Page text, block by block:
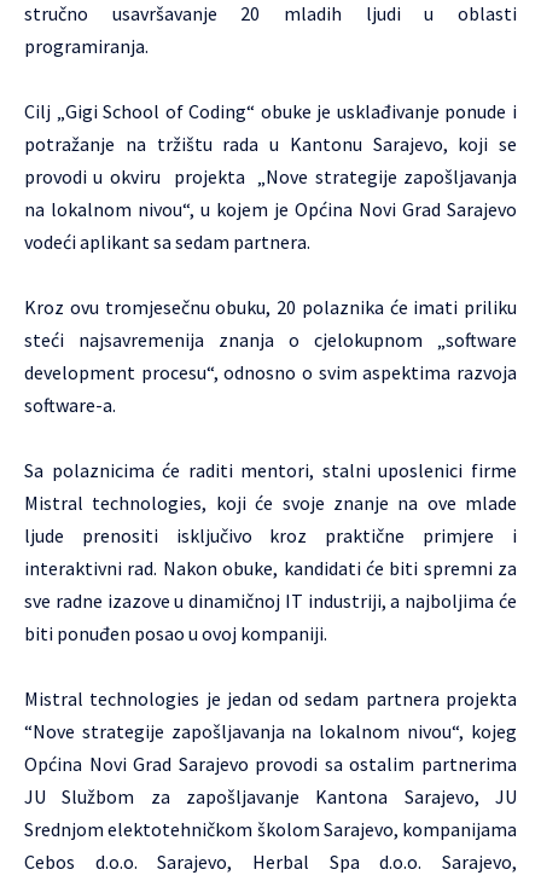
stručno usavršavanje 20 mladih ljudi u oblasti
programiranja.
Cilj „Gigi School of Coding“ obuke je usklađivanje ponude i
potražanje na tržištu rada u Kantonu Sarajevo, koji se
provodi u okviru projekta „Nove strategije zapošljavanja
na lokalnom nivou“, u kojem je Općina Novi Grad Sarajevo
vodeći aplikant sa sedam partnera.
Kroz ovu tromjesečnu obuku, 20 polaznika će imati priliku
steći najsavremenija znanja o cjelokupnom „software
development procesu“, odnosno o svim aspektima razvoja
software-a.
Sa polaznicima će raditi mentori, stalni uposlenici firme
Mistral technologies, koji će svoje znanje na ove mlade
ljude prenositi isključivo kroz praktične primjere i
interaktivni rad. Nakon obuke, kandidati će biti spremni za
sve radne izazove u dinamičnoj IT industriji, a najboljima će
biti ponuđen posao u ovoj kompaniji.
Mistral technologies je jedan od sedam partnera projekta
“Nove strategije zapošljavanja na lokalnom nivou“, kojeg
Općina Novi Grad Sarajevo provodi sa ostalim partnerima
JU Službom za zapošljavanje Kantona Sarajevo, JU
Srednjom elektotehničkom školom Sarajevo, kompanijama
Cebos d.o.o. Sarajevo, Herbal Spa d.o.o. Sarajevo,